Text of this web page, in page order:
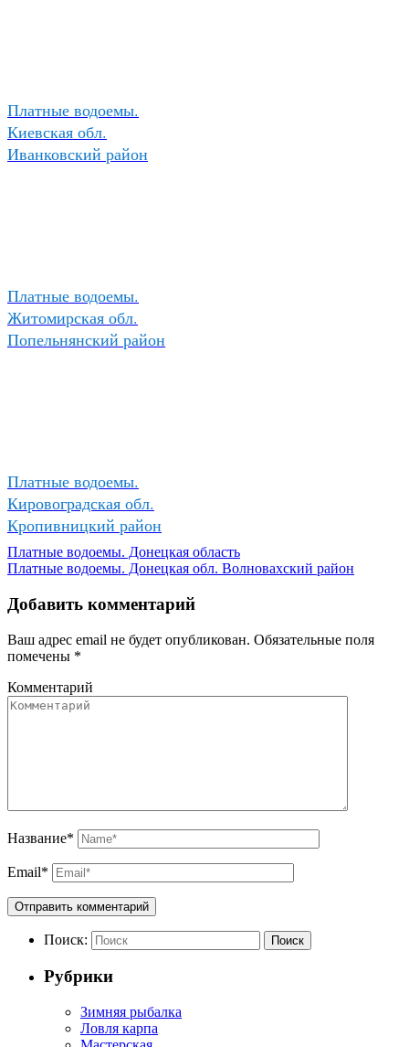
Платные водоемы.
Киевская обл.
Иванковский район
Платные водоемы.
Житомирская обл.
Попельнянский район
Платные водоемы.
Кировоградская обл.
Кропивницкий район
Платные водоемы. Донецкая область
Платные водоемы. Донецкая обл. Волновахский район
Добавить комментарий
Ваш адрес email не будет опубликован. Обязательные поля
помечены *
Комментарий
Название*
Email*
Поиск: Поиск
Рубрики
Зимняя рыбалка
Ловля карпа